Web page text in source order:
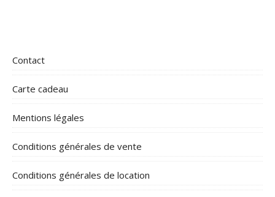
Contact
Carte cadeau
Mentions légales
Conditions générales de vente
Conditions générales de location